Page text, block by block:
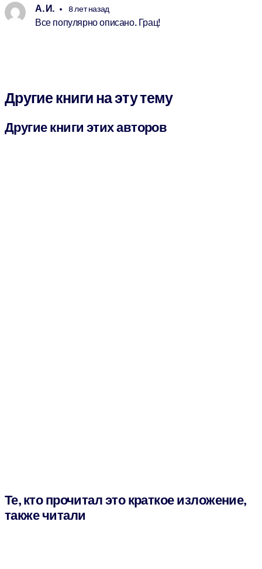
А. И. 8 лет назад
Все популярно описано. Грац!
Другие книги на эту тему
Другие книги этих авторов
Те, кто прочитал это краткое изложение,
также читали